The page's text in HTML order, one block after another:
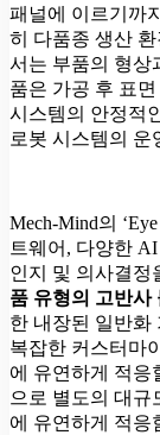
패널에 이르기까
히 다품종 생산
서는 부품의 형상
품은 가공 후 표
시스템의 안정적
로봇 시스템의 운
Mech-Mind의
트웨어, 다양한
인지 및 의사결정
품 유형의 고반사
한 내장된 일반화
복잡한 커스터마
에 유연하게 적응
으로 별도의 대규
에 유연하게 적응